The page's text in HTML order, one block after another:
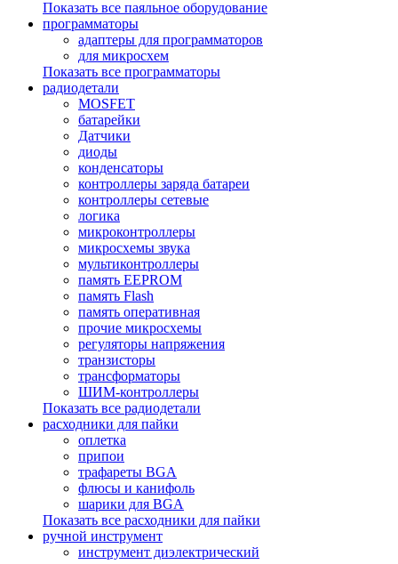
Показать все паяльное оборудование
программаторы
адаптеры для программаторов
для микросхем
Показать все программаторы
радиодетали
MOSFET
батарейки
Датчики
диоды
конденсаторы
контроллеры заряда батареи
контроллеры сетевые
логика
микроконтроллеры
микросхемы звука
мультиконтроллеры
память EEPROM
память Flash
память оперативная
прочие микросхемы
регуляторы напряжения
транзисторы
трансформаторы
ШИМ-контроллеры
Показать все радиодетали
расходники для пайки
оплетка
припои
трафареты BGA
флюсы и канифоль
шарики для BGA
Показать все расходники для пайки
ручной инструмент
инструмент диэлектрический